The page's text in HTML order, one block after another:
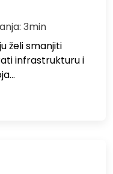
3min
želi smanjiti
infrastrukturu i